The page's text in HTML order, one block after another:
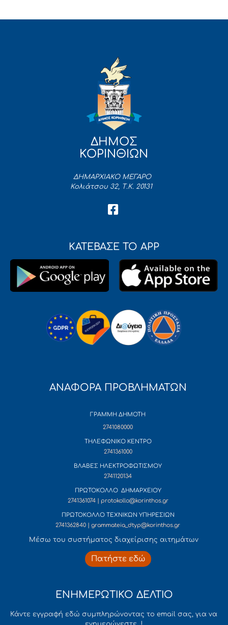
ΔΗΜΟΣ
ΚΟΡΙΝΘΙΩΝ
ΔΗΜΑΡΧΙΑΚΟ ΜΕΓΑΡΟ
Κολιάτσου 32, Τ.Κ. 20131
ΚΑΤΕΒΑΣΕ ΤΟ APP
ΑΝΑΦΟΡΑ ΠΡΟΒΛΗΜΑΤΩΝ
ΓΡΑΜΜΗ ΔΗΜΟΤΗ
2741080000
ΤΗΛΕΦΩΝΙΚΟ ΚΕΝΤΡΟ
2741361000
ΒΛΑΒΕΣ ΗΛΕΚΤΡΟΦΩΤΙΣΜΟΥ
2741120134
ΠΡΩΤΟΚΟΛΛΟ ΔΗΜΑΡΧΕΙΟΥ
2741361074 | protokollo@korinthos.gr
ΠΡΩΤΟΚΟΛΛΟ ΤΕΧΝΙΚΩΝ ΥΠΗΡΕΣΙΩΝ
2741362840 | grammateia_dtyp@korinthos.gr
Mέσω του συστήματος διαχείρισης αιτημάτων
Πατήστε εδώ
ΕΝΗΜΕΡΩΤΙΚΟ ΔΕΛΤΙΟ
Κάντε εγγραφή εδώ συμπληρώνοντας το email σας, για να